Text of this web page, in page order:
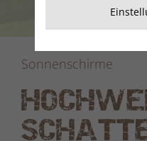
Sonnenschirme